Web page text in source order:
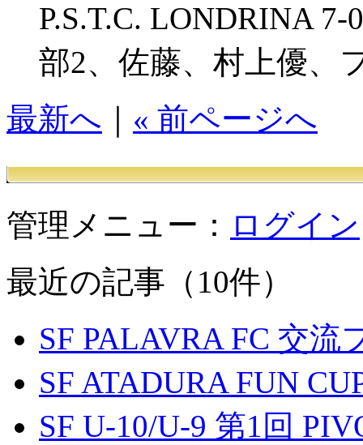
P.S.T.C. LONDRINA
部2、佐藤、村上優、
最新へ
« 前ページへ
管理メニュー： ログイン
最近の記事（10件）
SF PALAVRA FC 交
SF ATADURA FUN
SF U-10/U-9 第1回